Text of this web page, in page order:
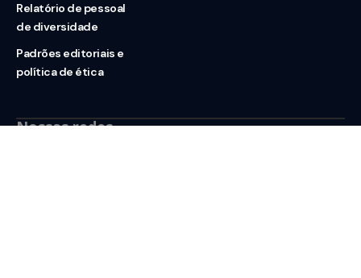
Relatório de pessoal
de diversidade
Padrões editoriais e
política de ética
Nossas redes